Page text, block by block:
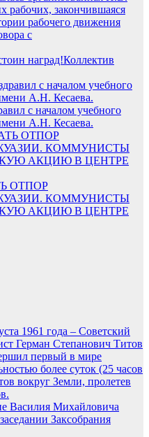
рабочих, закончившаяся
рабочего движения
с
Коллектив
с началом учебного
А.Н. Кесаева.
ОТПОР
КОММУНИСТЫ
АКЦИЮ В ЦЕНТРЕ
1961 года – Советский
Герман Степанович Титов
первый в мире
более суток (25 часов
вокруг Земли, пролетев